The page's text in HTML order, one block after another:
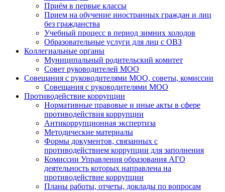
Приём в первые классы
Прием на обучение иностранных граждан и лиц
без гражданства
Учебный процесс в период зимних холодов
Образовательные услуги для лиц с ОВЗ
Коллегиальные органы
Муниципальный родительский комитет
Совет руководителей МОО
Совещания с руководителями МОО, советы, комиссии
Совещания с руководителями МОО
Противодействие коррупции
Нормативные правовые и иные акты в сфере
противодействия коррупции
Антикоррупционная экспертиза
Методические материалы
Формы документов, связанных с
противодействием коррупции для заполнения
Комиссии Управления образования АГО
деятельность которых направлена на
противодействие коррупции
Планы работы, отчеты, доклады по вопросам